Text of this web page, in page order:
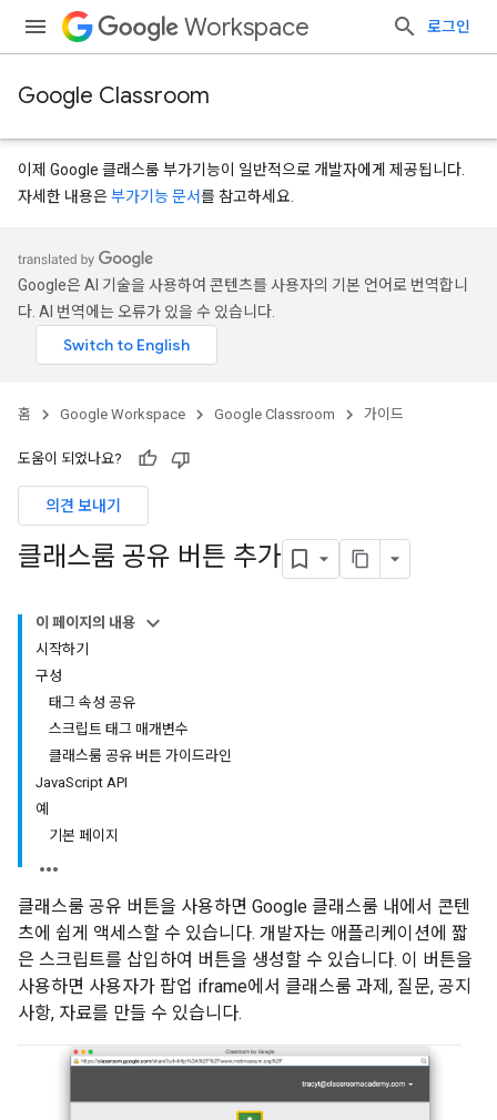
Workspace 로그인
Google Classroom
이제 Google 클래스룸 부가기능이 일반적으로 개발자에게 제공됩니다.
자세한 내용은부가기능 문서를 참고하세요.
Google은 AI 기술을 사용하여 콘텐츠를 사용자의 기본 언어로 번역합니
다. AI 번역에는 오류가 있을 수 있습니다.
홈 Google Workspace Google Classroom 가이드
도움이 되었나요?
의견 보내기
클래스룸 공유 버튼 추가
이 페이지의 내용
시작하기
구성
태그 속성 공유
스크립트 태그 매개변수
클래스룸 공유 버튼 가이드라인
JavaScript API
예
기본 페이지
클래스룸 공유 버튼을 사용하면 Google 클래스룸 내에서 콘텐
츠에 쉽게 액세스할 수 있습니다. 개발자는 애플리케이션에 짧
은 스크립트를 삽입하여 버튼을 생성할 수 있습니다. 이 버튼을
사용하면 사용자가 팝업 iframe에서 클래스룸 과제, 질문, 공지
사항, 자료를 만들 수 있습니다.